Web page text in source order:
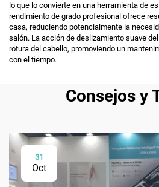
lo que lo convierte en una herramienta de
rendimiento de grado profesional ofrece
casa, reduciendo potencialmente la
salón. La acción de deslizamiento suave
rotura del cabello, promoviendo un
con el tiempo.
Consejos y
31
Oct